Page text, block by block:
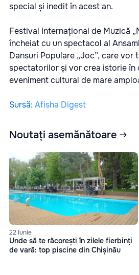
special și inedit în acest an.
Festival Internațional de Muzică
încheiat cu un spectacol al
Dansuri Populare „Joc”, care vor
spectatorilor și vor crea istorie în
eveniment cultural de mare
Sursă: Afisha Digest
Noutați asemănătoare
22 Iunie
Unde să te răcorești în zilele fierbinți
de vară: top piscine din Chișinău